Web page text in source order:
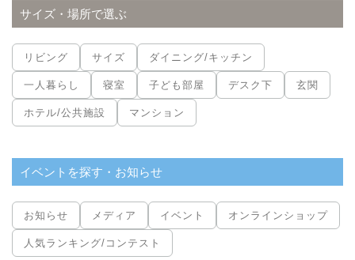
サイズ・場所で選ぶ
リビング サイズ ダイニング/キッチン
一人暮らし 寝室 子ども部屋 デスク下 玄関
ホテル/公共施設 マンション
イベントを探す・お知らせ
お知らせ メディア イベント オンラインショップ
人気ランキング/コンテスト